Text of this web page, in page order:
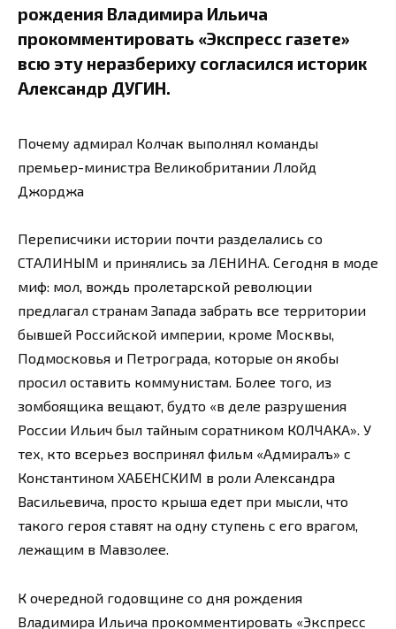
рождения Владимира Ильича
прокомментировать «Экспресс газете»
всю эту неразбериху согласился историк
Александр ДУГИН.
Почему адмирал Колчак выполнял команды
премьер-министра Великобритании Ллойд
Джорджа
Переписчики истории почти разделались со
СТАЛИНЫМ и принялись за ЛЕНИНА. Сегодня в моде
миф: мол, вождь пролетарской революции
предлагал странам Запада забрать все территории
бывшей Российской империи, кроме Москвы,
Подмосковья и Петрограда, которые он якобы
просил оставить коммунистам. Более того, из
зомбоящика вещают, будто «в деле разрушения
России Ильич был тайным соратником КОЛЧАКА». У
тех, кто всерьез воспринял фильм «Адмиралъ» с
Константином ХАБЕНСКИМ в роли Александра
Васильевича, просто крыша едет при мысли, что
такого героя ставят на одну ступень с его врагом,
лежащим в Мавзолее.
К очередной годовщине со дня рождения
Владимира Ильича прокомментировать «Экспресс